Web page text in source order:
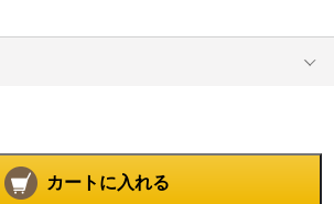
カートに入れる